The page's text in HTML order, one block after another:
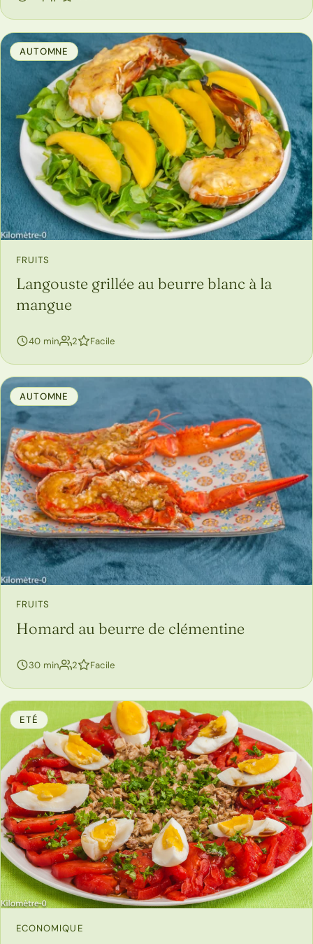
AUTOMNE
FRUITS
Langouste grillée au beurre blanc à la
mangue
40 min 2personnes
Facile
AUTOMNE
FRUITS
Homard au beurre de clémentine
30 min 2personnes
Facile
ETÉ
ECONOMIQUE